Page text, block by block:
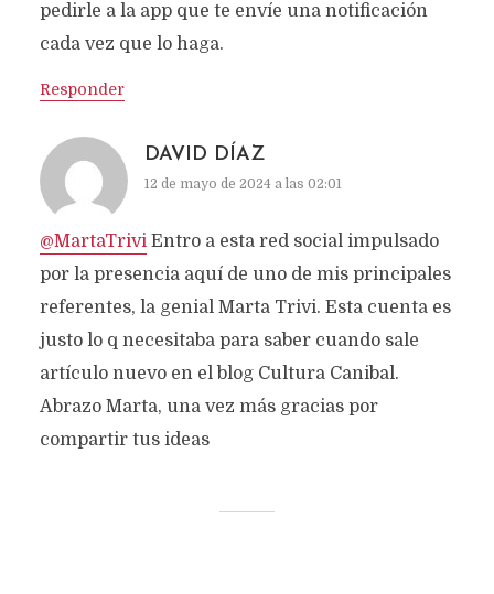
pedirle a la app que te envíe una notificación
cada vez que lo haga.
Responder
DAVID DÍAZ
12 de mayo de 2024 a las 02:01
@MartaTriviEntro a esta red social impulsado
por la presencia aquí de uno de mis principales
referentes, la genial Marta Trivi. Esta cuenta es
justo lo q necesitaba para saber cuando sale
artículo nuevo en el blog Cultura Canibal.
Abrazo Marta, una vez más gracias por
compartir tus ideas